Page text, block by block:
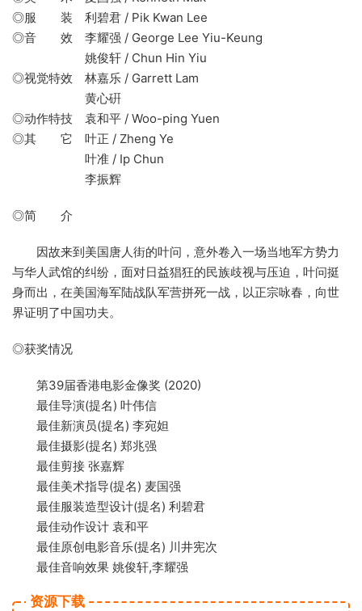
◎服 装 利碧君 / Pik Kwan Lee
◎音 效 李耀强 / George Lee Yiu-Keung
姚俊轩 / Chun Hin Yiu
◎视觉特效 林嘉乐 / Garrett Lam
黄心硏
◎动作特技 袁和平 / Woo-ping Yuen
◎其 它 叶正 / Zheng Ye
叶准 / Ip Chun
李振辉
◎简 介
因故来到美国唐人街的叶问，意外卷入一场当地军方势力
与华人武馆的纠纷，面对日益猖狂的民族歧视与压迫，叶问挺
身而出，在美国海军陆战队军营拼死一战，以正宗咏春，向世
界证明了中国功夫。
◎获奖情况
第39届香港电影金像奖 (2020)
最佳导演(提名) 叶伟信
最佳新演员(提名) 李宛妲
最佳摄影(提名) 郑兆强
最佳剪接 张嘉辉
最佳美术指导(提名) 麦国强
最佳服装造型设计(提名) 利碧君
最佳动作设计 袁和平
最佳原创电影音乐(提名) 川井宪次
最佳音响效果 姚俊轩,李耀强
资源下载